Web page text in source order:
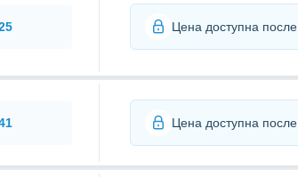
Цена доступна после
Цена доступна после